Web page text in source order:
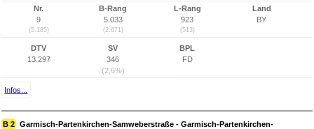
Nr.
9
(5.185)
B-Rang
5.033
(2.671)
L-Rang
923
(513)
Land
BY
DTV
13.297
SV
346
(2,6%)
BPL
FD
Infos...
B 2 Garmisch-Partenkirchen-Samweberstraße - Garmisch-Partenkirchen-